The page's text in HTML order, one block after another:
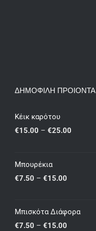
ΔΗΜΟΦΙΛΗ ΠΡΟΙΟΝΤΑ
Κέικ καρότου
€15.00 – €25.00
Μπουρέκια
€7.50 – €15.00
Μπισκότα Διάφορα
€7.50 – €15.00